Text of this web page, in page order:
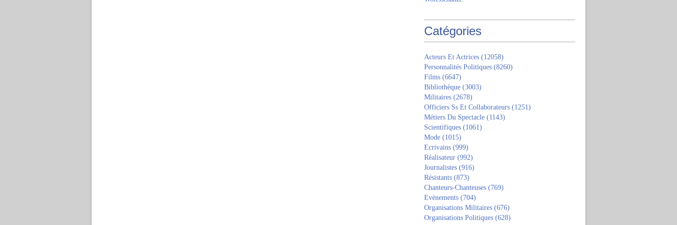
Catégories
Acteurs Et Actrices (12058)
Personnalités Politiques (8260)
Films (6647)
Bibliothèque (3003)
Militaires (2678)
Officiers Ss Et Collaborateurs (1251)
Métiers Du Spectacle (1143)
Scientifiques (1061)
Mode (1015)
Ecrivains (999)
Réalisateur (992)
Journalistes (916)
Résistants (873)
Chanteurs-Chanteuses (769)
Evènements (704)
Organisations Militaires (676)
Organisations Politiques (628)